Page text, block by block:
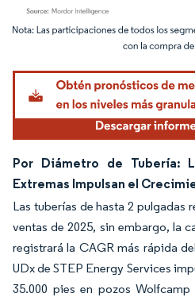
Imagen © Mordor Intelligence. El uso
Por Diámetro de Tubería:
Extremas Impulsan el
Las tuberías de hasta 2 pulgadas
ventas de 2025, sin embargo, la
registrará la CAGR más rápida
UDx de STEP Energy Services
35.000 pies en pozos